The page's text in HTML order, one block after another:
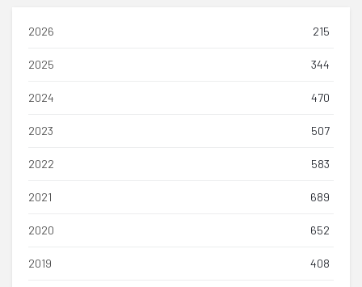
2026 215
2025 344
2024 470
2023 507
2022 583
2021 689
2020 652
2019 408